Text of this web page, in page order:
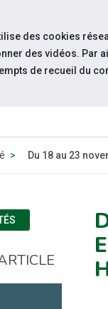
Du 18 au 23
des cookies
des vidéos. Par
de recueil du